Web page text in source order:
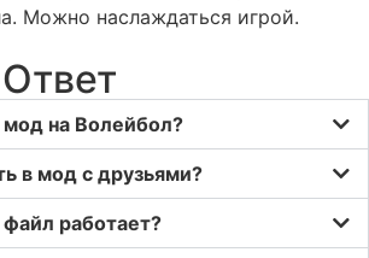
Можно наслаждаться игрой.
мод на Волейбол?
в мод с друзьями?
файл работает?